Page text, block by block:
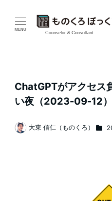
MENU
Counselor & Consultant
ChatGPTがアクセス
い夜（2023-09-12）
著
大東 信仁（ものくろ） カテ